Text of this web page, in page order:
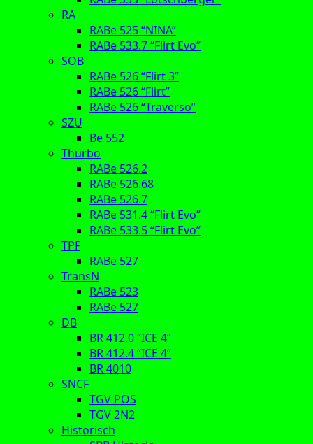
RA
RABe 525 “NINA”
RABe 533.7 “Flirt Evo”
SOB
RABe 526 “Flirt 3”
RABe 526 “Flirt”
RABe 526 “Traverso”
SZU
Be 552
Thurbo
RABe 526.2
RABe 526.68
RABe 526.7
RABe 531.4 “Flirt Evo”
RABe 533.5 “Flirt Evo”
TPF
RABe 527
TransN
RABe 523
RABe 527
DB
BR 412.0 “ICE 4”
BR 412.4 “ICE 4”
BR 4010
SNCF
TGV POS
TGV 2N2
Historisch